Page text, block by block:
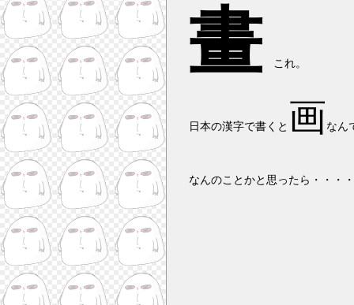
畫 これ。
日本の漢字で書くと 画なん
なんのことかと思ったら・・・